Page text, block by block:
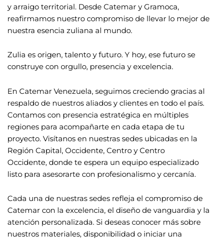
y arraigo territorial. Desde Catemar y Gramoca,
reafirmamos nuestro compromiso de llevar lo mejor de
nuestra esencia zuliana al mundo.
Zulia es origen, talento y futuro. Y hoy, ese futuro se
construye con orgullo, presencia y excelencia.
En Catemar Venezuela, seguimos creciendo gracias al
respaldo de nuestros aliados y clientes en todo el país.
Contamos con presencia estratégica en múltiples
regiones para acompañarte en cada etapa de tu
proyecto. Visítanos en nuestras sedes ubicadas en la
Región Capital, Occidente, Centro y Centro
Occidente, donde te espera un equipo especializado
listo para asesorarte con profesionalismo y cercanía.
Cada una de nuestras sedes refleja el compromiso de
Catemar con la excelencia, el diseño de vanguardia y la
atención personalizada. Si deseas conocer más sobre
nuestros materiales, disponibilidad o iniciar una